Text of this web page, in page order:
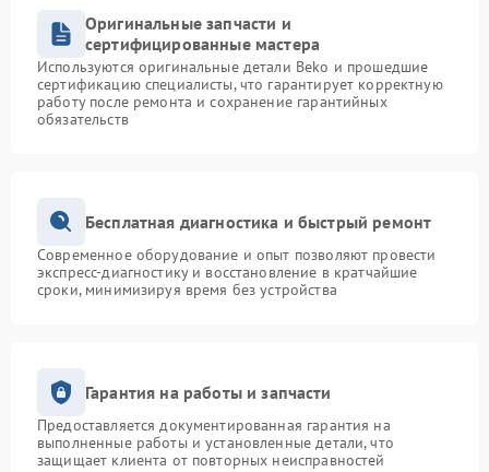
Оригинальные запчасти и
сертифицированные мастера
Используются оригинальные детали Beko и прошедшие
сертификацию специалисты, что гарантирует корректную
работу после ремонта и сохранение гарантийных
обязательств
Бесплатная диагностика и быстрый ремонт
Современное оборудование и опыт позволяют провести
экспресс-диагностику и восстановление в кратчайшие
сроки, минимизируя время без устройства
Гарантия на работы и запчасти
Предоставляется документированная гарантия на
выполненные работы и установленные детали, что
защищает клиента от повторных неисправностей